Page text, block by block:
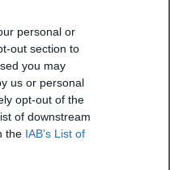
personal or
out section to
you may
us or personal
opt-out of the
of downstream
the IAB’s List of